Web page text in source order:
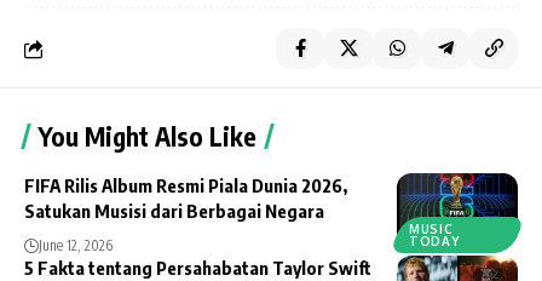
You Might Also Like
MUSIC
TODAY
FIFA Rilis Album Resmi Piala Dunia 2026,
Satukan Musisi dari Berbagai Negara
June 12, 2026
5 Fakta tentang Persahabatan Taylor Swift